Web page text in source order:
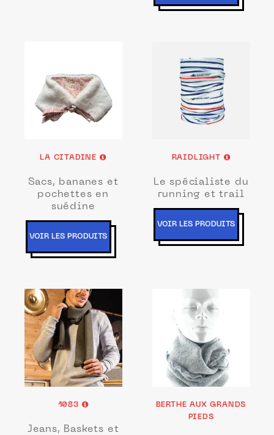
LA CITADINE
Sacs, bananes et
pochettes en
suédine
VOIR LES PRODUITS
RAIDLIGHT
Le spécialiste du
running et trail
VOIR LES PRODUITS
1083
Jeans, Baskets et
BERTHE AUX GRANDS
PIEDS